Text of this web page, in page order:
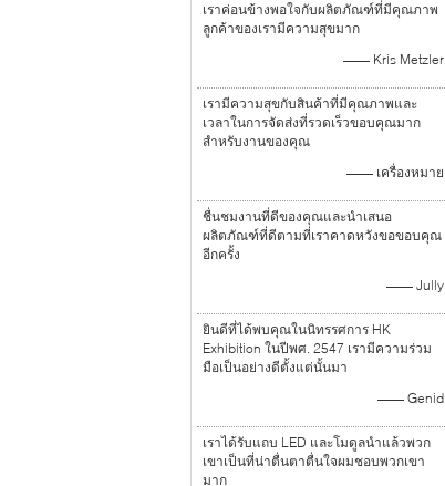
เราค่อนข้างพอใจกับผลิตภัณฑ์ที่มีคุณภาพ
ลูกค้าของเรามีความสุขมาก
—— Kris Metzler
เรามีความสุขกับสินค้าที่มีคุณภาพและ
เวลาในการจัดส่งที่รวดเร็วขอบคุณมาก
สำหรับงานของคุณ
—— เครื่องหมาย
ชื่นชมงานที่ดีของคุณและนำเสนอ
ผลิตภัณฑ์ที่ดีตามที่เราคาดหวังขอขอบคุณ
อีกครั้ง
—— Jully
ยินดีที่ได้พบคุณในนิทรรศการ HK
Exhibition ในปีพศ. 2547 เรามีความร่วม
มือเป็นอย่างดีตั้งแต่นั้นมา
—— Genid
เราได้รับแถบ LED และโมดูลนำแล้วพวก
เขาเป็นที่น่าตื่นตาตื่นใจผมชอบพวกเขา
มาก